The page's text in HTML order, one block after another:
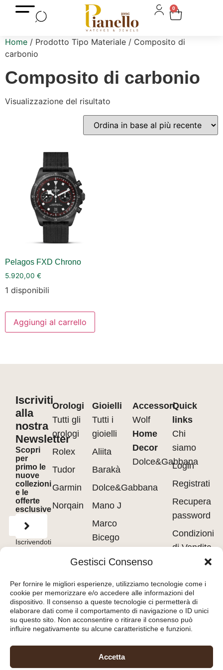
Gestisci Consenso
Per fornire le migliori esperienze, utilizziamo tecnologie come i
cookie per memorizzare e/o accedere alle informazioni del
dispositivo. Il consenso a queste tecnologie ci permetterà di
elaborare dati come il comportamento di navigazione o ID unici
su questo sito. Non acconsentire o ritirare il consenso può
influire negativamente su alcune caratteristiche e funzioni.
Accetta
0
Home / Prodotto Tipo Materiale / Composito di
carbonio
Composito di carbonio
Visualizzazione del risultato
Pelagos FXD Chrono
5.920,00 €
1 disponibili
Aggiungi al carrello
Iscriviti
alla
nostra
Newsletter
Scopri
per
primo le
nuove
collezioni
e le
offerte
esclusive
Iscrivendoti
accetti
Orologi
Tutti gli
orologi
Rolex
Tudor
Garmin
Norqain
Gioielli
Tutti i
gioielli
Aliita
Barakà
Dolce&Gabbana
Mano J
Marco
Bicego
Messika
Bruni
Tavanti
Accessori
Wolf
Home
Decor
Dolce&Gabbana
Quick
links
Chi
siamo
Login
Registrati
Recupera
password
Condizioni
di Vendita
policy
Cookie
policy
– Piazza Libertà, 8